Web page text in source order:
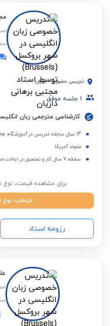
تدریس حضوری - تهران
1 جلسه موفق
کارشناسی مترجمی زبان
14 سال سابقه تدریس در آموزشگاه های معتبر تهران
متولد آمریکا
سابقه 7 سال کار و تحصیل در ایالات متحده آمریکا
برای مشاهده قیمت، نوع
انتخاب
رزومه استاد